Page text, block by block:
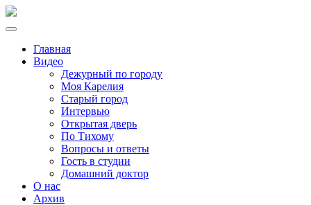
Главная
Видео
Дежурный по городу
Моя Карелия
Старый город
Интервью
Открытая дверь
По Тихому
Вопросы и ответы
Гость в студии
Домашний доктор
О нас
Архив